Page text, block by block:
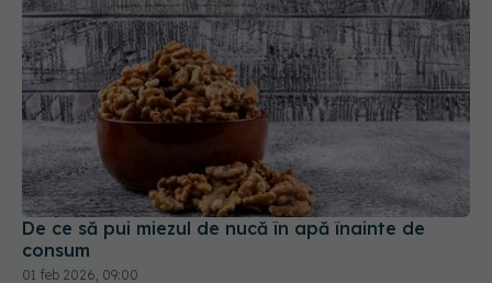
De ce să pui miezul de nucă în apă înainte de
consum
01 feb 2026, 09:00